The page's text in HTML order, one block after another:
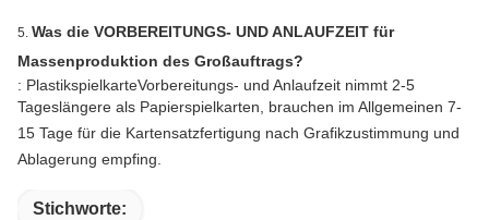
5. Was die VORBEREITUNGS- UND ANLAUFZEIT für
Massenproduktion des Großauftrags?
: PlastikspielkarteVorbereitungs- und Anlaufzeit nimmt 2-5
Tageslängere als Papierspielkarten,
brauchen im Allgemeinen 7-
15 Tage für die Kartensatzfertigung nach Grafikzustimmung und
Ablagerung empfing.
Stichworte: